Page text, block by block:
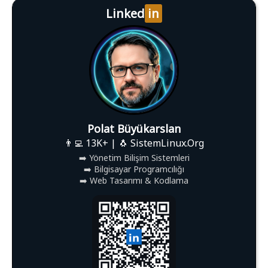
Linked in
Polat Büyükarslan
👨‍💻 13K+ | 🐧 SistemLinux.Org
➡️ Yönetim Bilişim Sistemleri
➡️ Bilgisayar Programcılığı
➡️ Web Tasarımı & Kodlama